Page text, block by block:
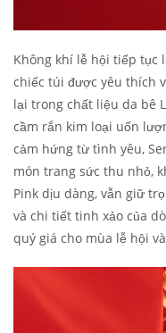
Không khí lễ hội tiếp tục
chiếc túi được yêu thích
lại trong chất liệu da bê
cầm rắn kim loại uốn
cảm hứng từ tình yêu,
món trang sức thu nhỏ,
Pink dịu dàng, vẫn giữ
và chi tiết tinh xảo của
quý giá cho mùa lễ hội